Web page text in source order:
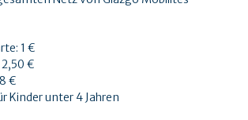
1 €
€
€
Kinder unter 4 Jahren